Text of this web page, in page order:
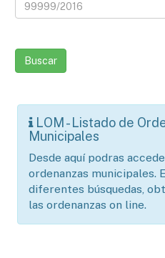
LOM - Listado de
Municipales
Desde aquí podras
ordenanzas municipales.
diferentes búsquedas,
las ordenanzas on line.